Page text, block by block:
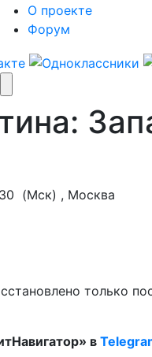
О проекте
Форум
(Мск) , Москва
только
в